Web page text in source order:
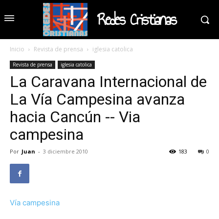
Redes Cristianas
Inicio Revista de prensa iglesia catolica
Revista de prensa iglesia catolica
La Caravana Internacional de
La Vía Campesina avanza
hacia Cancún -- Via
campesina
Por Juan - 3 diciembre 2010 0
183
Vía campesina